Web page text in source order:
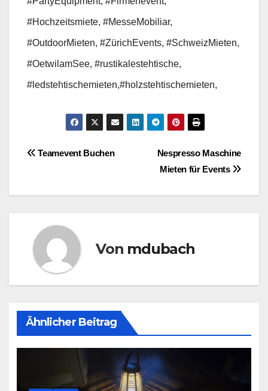
#Hochzeitsmiete, #MesseMobiliar,
#OutdoorMieten, #ZürichEvents, #SchweizMieten,
#OetwilamSee, #rustikalestehtische,
#ledstehtischemieten,#holzstehtischemieten,
BeitragsnavigationNespresso Maschine
Mieten für Events
Teamevent Buchen
Von mdubach
Ähnlicher Beitrag